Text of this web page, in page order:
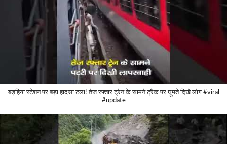
बड़हिया स्टेशन पर बड़ा हादसा टला! तेज रफ्तार ट्रेन के सामने ट्रैक पर घूमते दिखे लोग #viral
#update